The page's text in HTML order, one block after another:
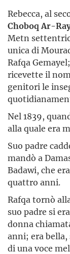
Rebecca, al
Choboq Ar-
Metn
unica di
Rafqa
ricevette il
genitori le
Nel 1839,
alla quale era
Suo padre
mandò a
Badawi, che
quattro anni.
Rafqa tornò
suo padre si
donna
anni; era bella,
di una voce